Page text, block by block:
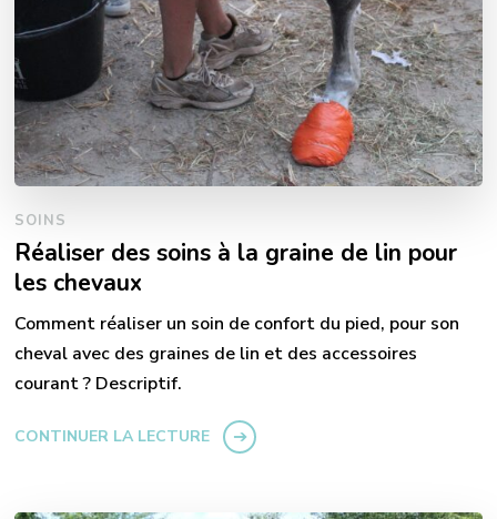
SOINS
Réaliser des soins à la graine de lin pour
les chevaux
Comment réaliser un soin de confort du pied, pour son
cheval avec des graines de lin et des accessoires
courant ? Descriptif.
CONTINUER LA LECTURE